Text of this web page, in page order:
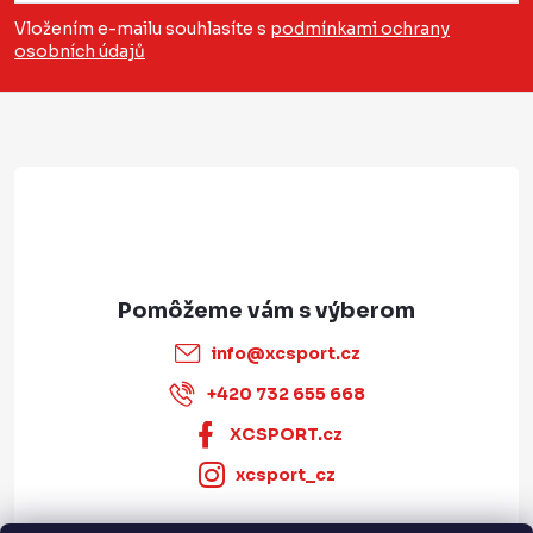
v
ý
p
e
p
ä
Vložením e-mailu souhlasíte s podmínkami ochrany
osobních údajů
info@xcsport.cz
+420 732 655 668
XCSPORT.cz
xcsport_cz